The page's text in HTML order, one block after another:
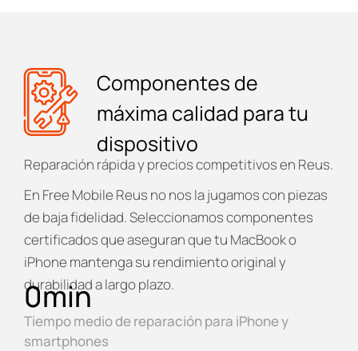
Componentes de
máxima calidad para tu
dispositivo
Reparación rápida y precios competitivos en Reus.
En Free Mobile Reus no nos la jugamos con piezas
de baja fidelidad. Seleccionamos componentes
certificados que aseguran que tu MacBook o
iPhone mantenga su rendimiento original y
durabilidad a largo plazo.
Tiempo medio de reparación para iPhone y
smartphones
0min